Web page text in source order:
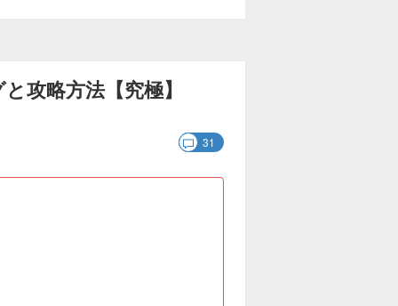
攻略方法【究極】
31